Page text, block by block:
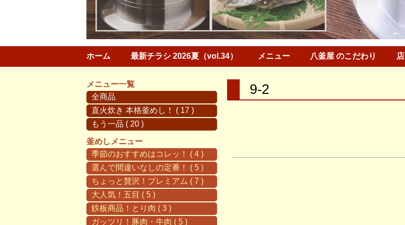
ホーム 最新チラシ 2026夏（vol.34） メニュー 八釜屋 のこだわり
9-2
メニュー一覧
全商品
直火炊き 本格釜めし！ ( 17 )
もう一品 ( 20 )
釜めしメニュー
季節のおすすめはコレッ！ ( 4 )
選んで間違いなしの定番！ ( 5 )
ちょっと贅沢！プレミアム ( 7 )
大人気！五目 ( 5 )
鉄板商品！とり肉 ( 3 )
ガッツリ！豚肉・牛肉 ( 5 )